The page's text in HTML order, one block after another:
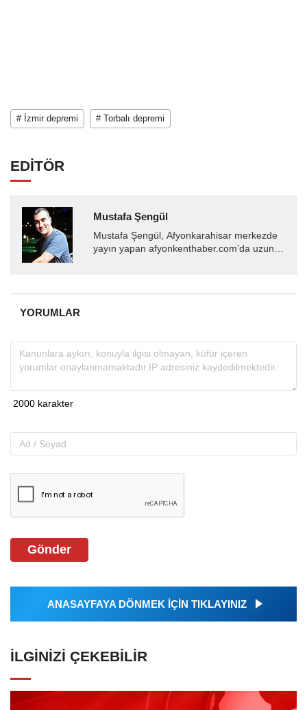
# İzmir depremi # Torbalı depremi
EDİTÖR
Mustafa Şengül
Mustafa Şengül, Afyonkarahisar merkezde
yayın yapan afyonkenthaber.com’da uzun
almakta, haber akışı...
YORUMLAR
Gönder
ANASAYFAYA DÖNMEK İÇİN TIKLAYINIZ
İLGINIZI ÇEKEBILIR